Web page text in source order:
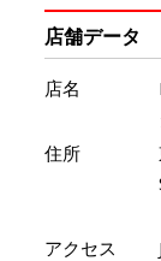
店舗データ
店名
住所
アクセス